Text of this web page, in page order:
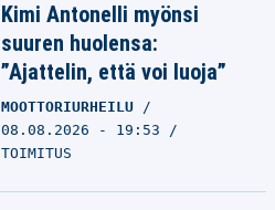
Kimi Antonelli myönsi
suuren huolensa:
”Ajattelin, että voi luoja”
MOOTTORIURHEILU
08.08.2026 - 19:53
TOIMITUS